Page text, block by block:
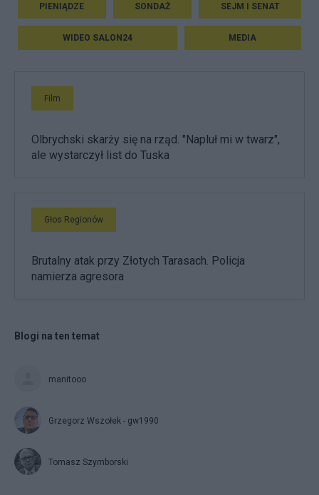
PIENIĄDZE SONDAŻ SEJM I SENAT
WIDEO SALON24 MEDIA
Film
Olbrychski skarży się na rząd. "Napluł mi w twarz",
ale wystarczył list do Tuska
Głos Regionów
Brutalny atak przy Złotych Tarasach. Policja
namierza agresora
Blogi na ten temat
manitooo
Grzegorz Wszołek - gw1990
Tomasz Szymborski